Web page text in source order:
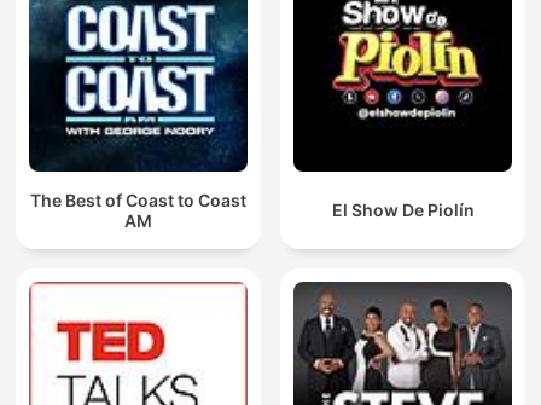
The Best of Coast to Coast
AM
El Show De Piolín